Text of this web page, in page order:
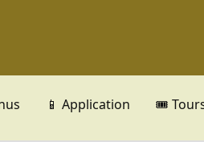
📱 Application 🎟️